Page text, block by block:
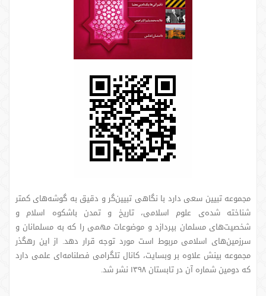
مجموعه تبیین سعی دارد با نگاهی تبیین‌گر و دقیق به گوشه‌های کمتر
شناخته شده‌ی علوم اسلامی، تاریخ و تمدن باشکوه اسلام و
شخصیت‌های مسلمان بپردازد و موضوعات مهمی را که به مسلمانان و
سرزمین‌های اسلامی مربوط است مورد توجه قرار دهد. از این رهگذر
مجموعه بینش علاوه بر وبسایت، کانال تلگرامی فصلنامه‌ای علمی دارد
که دومین شماره آن در تابستان ۱۳۹۸ نشر شد.